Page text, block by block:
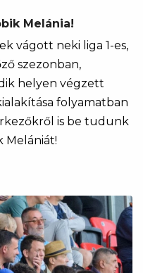
Melánia!
vágott neki liga 1-es,
szezonban,
helyen végzett
folyamatban
is be tudunk
Melániát!